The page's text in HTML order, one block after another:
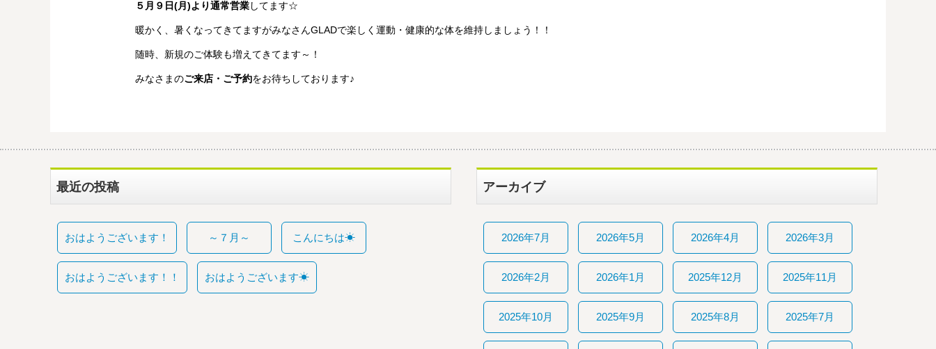
５月９日(月)より通常営業してます☆
暖かく、暑くなってきてますがみなさんGLADで楽しく運動・健康的な体を維持しましょう！！
随時、新規のご体験も増えてきてます～！
みなさまのご来店・ご予約をお待ちしております♪
最近の投稿
おはようございます！ ～７月～ こんにちは☀
おはようございます！！ おはようございます☀
アーカイブ
2026年7月 2026年5月 2026年4月 2026年3月
2026年2月 2026年1月 2025年12月 2025年11月
2025年10月 2025年9月 2025年8月 2025年7月